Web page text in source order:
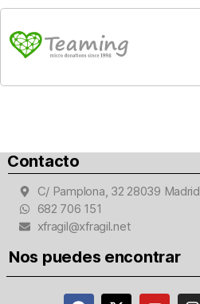
Contacto
C/ Pamplona, 32 28039 Madrid
682 706 151
xfragil@xfragil.net
Nos puedes encontrar